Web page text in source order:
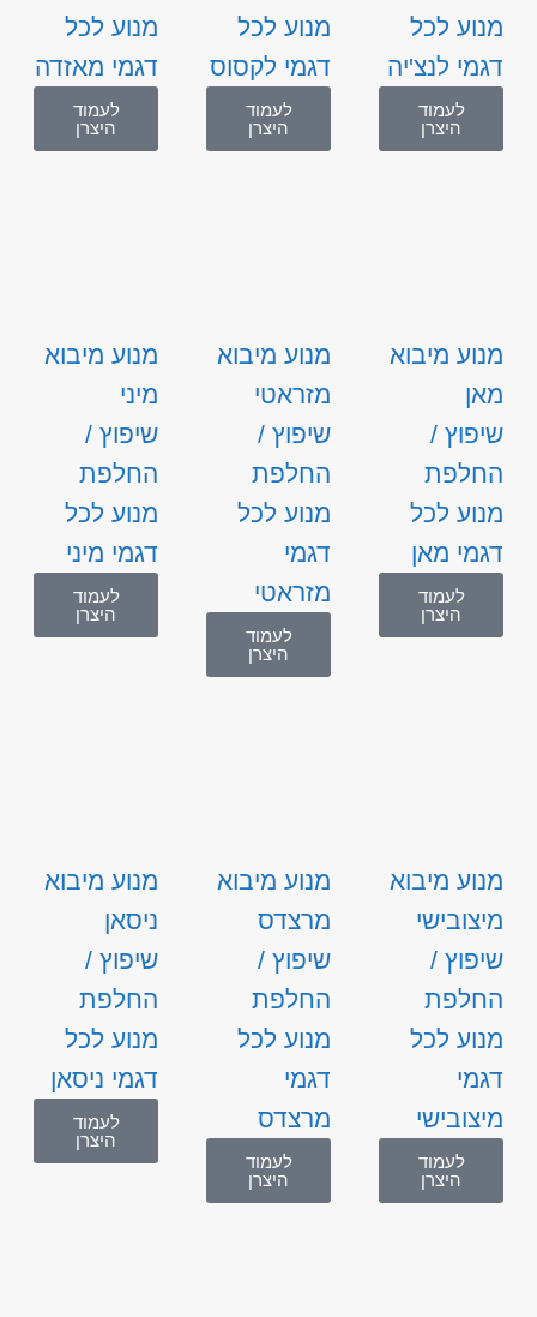
מנוע לכל
דגמי לנצ'יה
לעמוד
היצרן
מנוע לכל
דגמי לקסוס
לעמוד
היצרן
מנוע לכל
דגמי מאזדה
לעמוד
היצרן
מנוע מיבוא
מאן
שיפוץ /
החלפת
מנוע לכל
דגמי מאן
לעמוד
היצרן
מנוע מיבוא
מזראטי
שיפוץ /
החלפת
מנוע לכל
דגמי
מזראטי
לעמוד
היצרן
מנוע מיבוא
מיני
שיפוץ /
החלפת
מנוע לכל
דגמי מיני
לעמוד
היצרן
מנוע מיבוא
מיצובישי
שיפוץ /
החלפת
מנוע לכל
דגמי
מיצובישי
לעמוד
היצרן
מנוע מיבוא
מרצדס
שיפוץ /
החלפת
מנוע לכל
דגמי
מרצדס
לעמוד
היצרן
מנוע מיבוא
ניסאן
שיפוץ /
החלפת
מנוע לכל
דגמי ניסאן
לעמוד
היצרן